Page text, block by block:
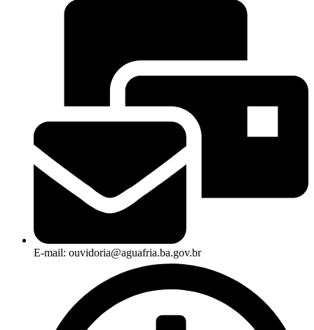
E-mail: ouvidoria@aguafria.ba.gov.br